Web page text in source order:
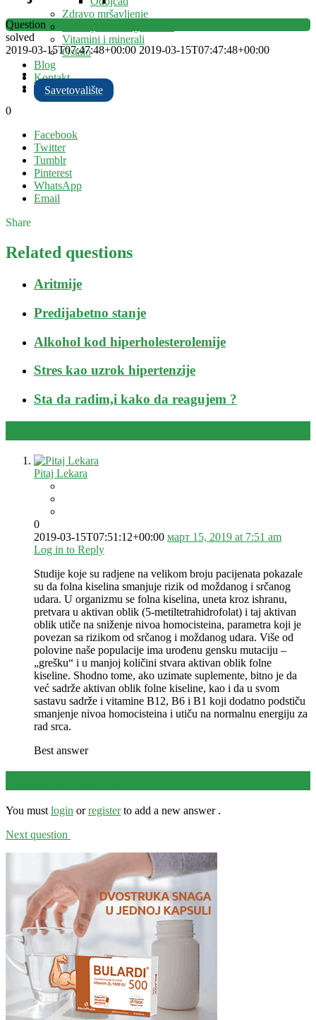
Zdravo mršavljenje
Vitamini i minerali
Ostalo
Blog
Kontakt
Savetovalište
Question
solved
2019-03-15T07:47:48+00:00 2019-03-15T07:47:48+00:00
0
Facebook
Twitter
Tumblr
Pinterest
WhatsApp
Email
Share
Related questions
Aritmije
Predijabetno stanje
Alkohol kod hiperholesterolemije
Stres kao uzrok hipertenzije
Sta da radim,i kako da reagujem ?
Pitaj Lekara
0
2019-03-15T07:51:12+00:00 март 15, 2019 at 7:51 am
Log in to Reply
Studije koje su radjene na velikom broju pacijenata pokazale
su da folna kiselina smanjuje rizik od moždanog i srčanog
udara. U organizmu se folna kiselina, uneta kroz ishranu,
pretvara u aktivan oblik (5-metiltetrahidrofolat) i taj aktivan
oblik utiče na sniženje nivoa homocisteina, parametra koji je
povezan sa rizikom od srčanog i moždanog udara. Više od
polovine naše populacije ima urođenu gensku mutaciju –
„grešku“ i u manjoj količini stvara aktivan oblik folne
kiseline. Shodno tome, ako uzimate suplemente, bitno je da
već sadrže aktivan oblik folne kiseline, kao i da u svom
sastavu sadrže i vitamine B12, B6 i B1 koji dodatno podstiču
smanjenje nivoa homocisteina i utiču na normalnu energiju za
rad srca.
Best answer
You must login orregisterto add a new answer .
Next question